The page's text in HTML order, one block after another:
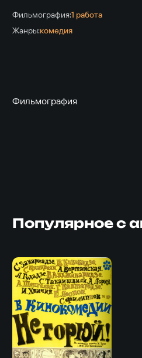
Фильмография:1 работа
Жанры:комедия
Фильмография
Популярное с